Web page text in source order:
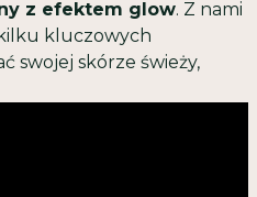
z efektem glow. Z nami
kluczowych
swojej skórze świeży,